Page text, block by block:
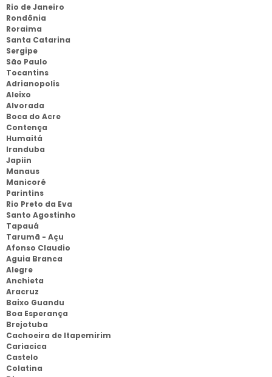
Rio de Janeiro
Rondônia
Roraima
Santa Catarina
Sergipe
São Paulo
Tocantins
Adrianopolis
Aleixo
Alvorada
Boca do Acre
Contença
Humaitá
Iranduba
Japiin
Manaus
Manicoré
Parintins
Rio Preto da Eva
Santo Agostinho
Tapauá
Tarumã - Açu
Afonso Claudio
Aguia Branca
Alegre
Anchieta
Aracruz
Baixo Guandu
Boa Esperança
Brejotuba
Cachoeira de Itapemirim
Cariacica
Castelo
Colatina